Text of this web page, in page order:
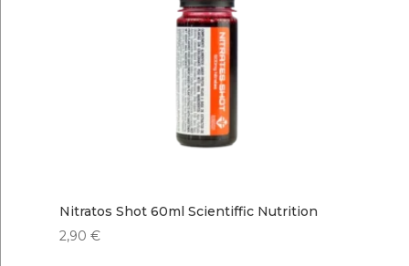
Nitratos Shot 60ml Scientiffic Nutrition
2,90 €